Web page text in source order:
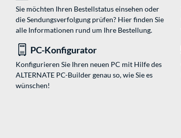
Sie möchten Ihren Bestellstatus einsehen oder
die Sendungsverfolgung prüfen? Hier finden Sie
alle Informationen rund um Ihre Bestellung.
PC-Konfigurator
Konfigurieren Sie Ihren neuen PC mit Hilfe des
ALTERNATE PC-Builder genau so, wie Sie es
wünschen!